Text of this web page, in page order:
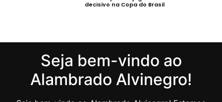
decisivo na Copa do Brasil
Seja bem-vindo ao
Alambrado Alvinegro!